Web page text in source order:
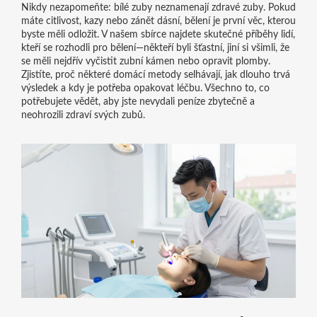
Nikdy nezapomeňte: bílé zuby neznamenají zdravé zuby. Pokud
máte citlivost, kazy nebo zánět dásní, bělení je první věc, kterou
byste měli odložit. V našem sbírce najdete skutečné příběhy lidí,
kteří se rozhodli pro bělení—někteří byli šťastní, jiní si všimli, že
se měli nejdřív vyčistit zubní kámen nebo opravit plomby.
Zjistíte, proč některé domácí metody selhávají, jak dlouho trvá
výsledek a kdy je potřeba opakovat léčbu. Všechno to, co
potřebujete vědět, aby jste nevydali peníze zbytečně a
neohrozili zdraví svých zubů.